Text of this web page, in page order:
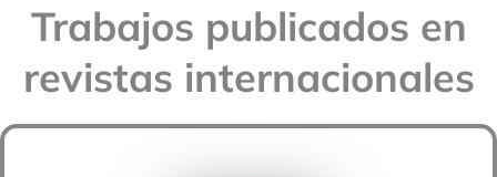
Trabajos publicados en
revistas internacionales